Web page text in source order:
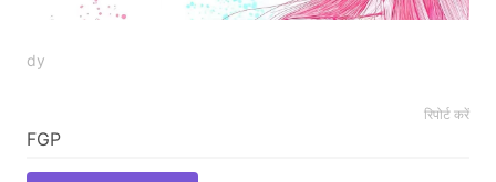
dy
रिपोर्ट करें